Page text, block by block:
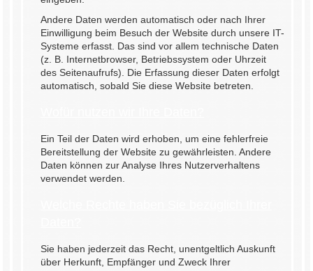
Andere Daten werden automatisch oder nach Ihrer
Einwilligung beim Besuch der Website durch unsere IT-
Systeme erfasst. Das sind vor allem technische Daten
(z. B. Internetbrowser, Betriebssystem oder Uhrzeit
des Seitenaufrufs). Die Erfassung dieser Daten erfolgt
automatisch, sobald Sie diese Website betreten.
Ein Teil der Daten wird erhoben, um eine fehlerfreie
Bereitstellung der Website zu gewährleisten. Andere
Daten können zur Analyse Ihres Nutzerverhaltens
verwendet werden.
Sie haben jederzeit das Recht, unentgeltlich Auskunft
über Herkunft, Empfänger und Zweck Ihrer